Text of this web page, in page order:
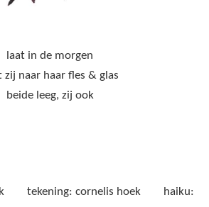
laat in de morgen
zij naar haar fles & glas
beide leeg, zij ook
tekening: cornelis hoek haiku: